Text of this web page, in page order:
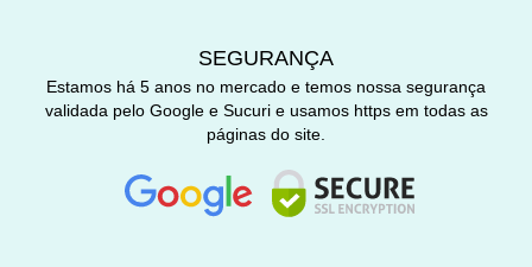
SEGURANÇA
Estamos há 5 anos no mercado e temos nossa segurança
validada pelo Google e Sucuri e usamos https em todas as
páginas do site.